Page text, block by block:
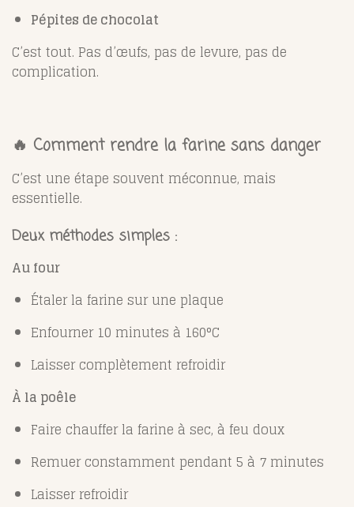
Pépites de chocolat
C’est tout. Pas d’œufs, pas de levure, pas de
complication.
🔥 Comment rendre la farine sans danger
C’est une étape souvent méconnue, mais
essentielle.
Deux méthodes simples :
Au four
Étaler la farine sur une plaque
Enfourner 10 minutes à 160°C
Laisser complètement refroidir
À la poêle
Faire chauffer la farine à sec, à feu doux
Remuer constamment pendant 5 à 7 minutes
Laisser refroidir